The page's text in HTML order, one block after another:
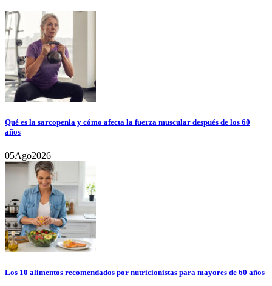
Qué es la sarcopenia y cómo afecta la fuerza muscular después de los 60
años
05Ago2026
Los 10 alimentos recomendados por nutricionistas para mayores de 60 años